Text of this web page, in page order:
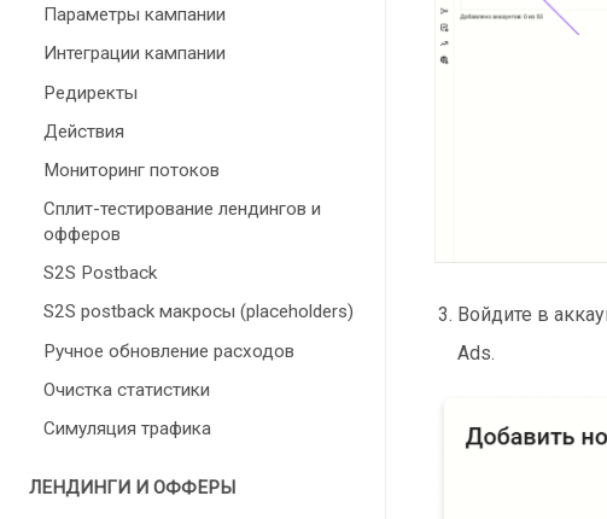
Параметры кампании
Интеграции кампании
Редиректы
Действия
Мониторинг потоков
Сплит-тестирование лендингов и
офферов
S2S Postback
S2S postback макросы (placeholders)
Ручное обновление расходов
Очистка статистики
Симуляция трафика
ЛЕНДИНГИ И ОФФЕРЫ
Войдите в
Ads.